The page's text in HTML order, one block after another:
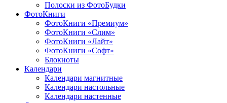
Полоски из ФотоБудки
ФотоКниги
ФотоКниги «Премиум»
ФотоКниги «Слим»
ФотоКниги «Лайт»
ФотоКниги «Софт»
Блокноты
Календари
Календари магнитные
Календари настольные
Календари настенные